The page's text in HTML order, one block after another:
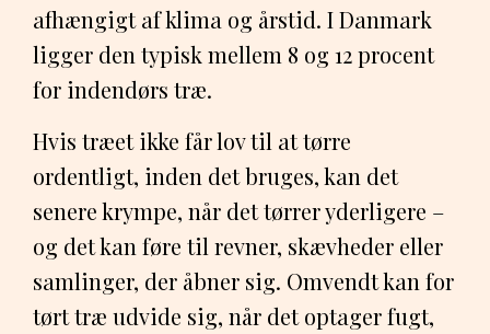
afhængigt af klima og årstid. I Danmark
ligger den typisk mellem 8 og 12 procent
for indendørs træ.
Hvis træet ikke får lov til at tørre
ordentligt, inden det bruges, kan det
senere krympe, når det tørrer yderligere –
og det kan føre til revner, skævheder eller
samlinger, der åbner sig. Omvendt kan for
tørt træ udvide sig, når det optager fugt,